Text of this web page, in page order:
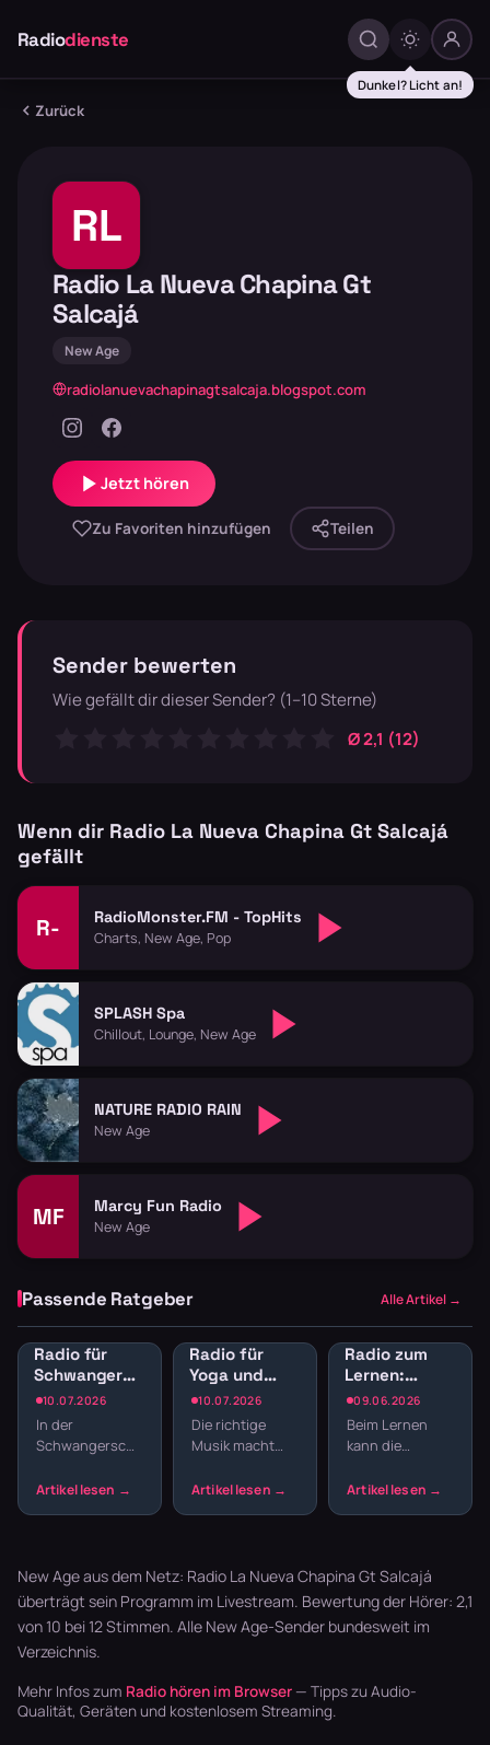
Radiodienste
Dunkel? Licht an!
Zurück
RL
Radio La Nueva Chapina Gt
Salcajá
New Age
radiolanuevachapinagtsalcaja.blogspot.com
Jetzt hören
Zu Favoriten hinzufügen Teilen
Sender bewerten
Wie gefällt dir dieser Sender? (1–10 Sterne)
Ø 2,1 (12)
Wenn dir Radio La Nueva Chapina Gt Salcajá
gefällt
R- RadioMonster.FM - TopHits
Charts, New Age, Pop
SPLASH Spa
Chillout, Lounge, New Age
NATURE RADIO RAIN
New Age
MF Marcy Fun Radio
New Age
Passende Ratgeber Alle Artikel →
10.07.2026
Radio für
Schwangerschaft:
Entspannende
Sender für
werdende
In der
Schwangerschaft
nicht nur dein
von Klängen
wir…
10.07.2026
Radio für
Yoga und
Pilates:
Sender für
Entspannung
Die richtige
Musik macht
Unterschied
Yoga- oder
Pilat…
09.06.2026
Radio zum
Lernen:
Sender für
Studium
Beim Lernen
kann die
den
Sound hilft –
manche Ge…
New Age aus dem Netz: Radio La Nueva Chapina Gt Salcajá
überträgt sein Programm im Livestream. Bewertung der Hörer: 2,1
von 10 bei 12 Stimmen. Alle New Age-Sender bundesweit im
Verzeichnis.
Mehr Infos zum Radio hören im Browser — Tipps zu Audio-
Qualität, Geräten und kostenlosem Streaming.